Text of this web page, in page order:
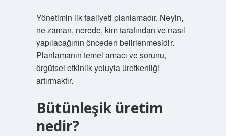
Yönetimin ilk faaliyeti planlamadır. Neyin,
ne zaman, nerede, kim tarafından ve nasıl
yapılacağının önceden belirlenmesidir.
Planlamanın temel amacı ve sorunu,
örgütsel etkinlik yoluyla üretkenliği
artırmaktır.
Bütünleşik üretim
nedir?